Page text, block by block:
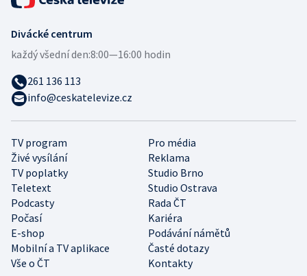
TV program
Pro média
Živé vysílání
Reklama
TV poplatky
Studio Brno
Teletext
Studio Ostrava
Podcasty
Rada ČT
Počasí
Kariéra
E-shop
Podávání námětů
Mobilní a TV aplikace
Časté dotazy
Vše o ČT
Kontakty
Divácké centrum
každý všední den:8:00—16:00 hodin
261 136 113
info@ceskatelevize.cz